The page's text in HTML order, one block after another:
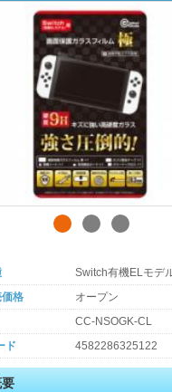
Switch有機ELモデ
格
オープン
CC-NSOGK-CL
ド
4582286325122